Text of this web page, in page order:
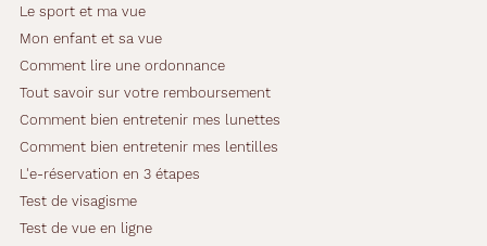
Le sport et ma vue
Mon enfant et sa vue
Comment lire une ordonnance
Tout savoir sur votre remboursement
Comment bien entretenir mes lunettes
Comment bien entretenir mes lentilles
L'e-réservation en 3 étapes
Test de visagisme
Test de vue en ligne